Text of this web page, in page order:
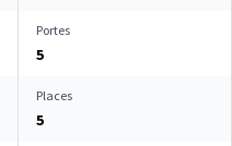
Portes
5
Places
5